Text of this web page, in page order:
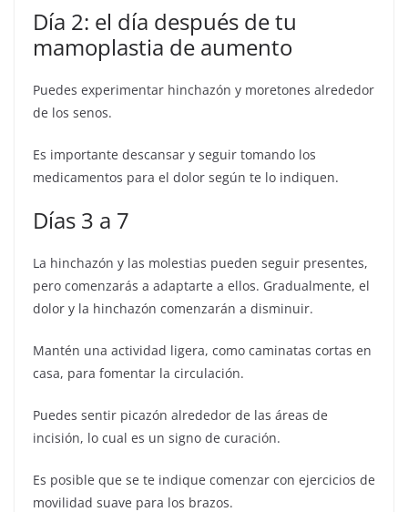
Día 2: el día después de tu
mamoplastia de aumento
Puedes experimentar hinchazón y moretones alrededor
de los senos.
Es importante descansar y seguir tomando los
medicamentos para el dolor según te lo indiquen.
Días 3 a 7
La hinchazón y las molestias pueden seguir presentes,
pero comenzarás a adaptarte a ellos. Gradualmente, el
dolor y la hinchazón comenzarán a disminuir.
Mantén una actividad ligera, como caminatas cortas en
casa, para fomentar la circulación.
Puedes sentir picazón alrededor de las áreas de
incisión, lo cual es un signo de curación.
Es posible que se te indique comenzar con ejercicios de
movilidad suave para los brazos.